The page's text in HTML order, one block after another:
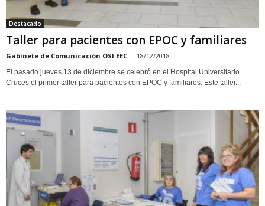
Destacado
Taller para pacientes con EPOC y familiares
Gabinete de Comunicación OSI EEC - 18/12/2018
El pasado jueves 13 de diciembre se celebró en el Hospital Universitario
Cruces el primer taller para pacientes con EPOC y familiares. Este taller...